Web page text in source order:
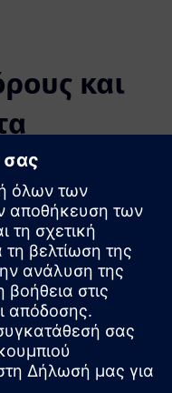
και
και πόροι
πρόταση αξίας -
σε πραγματικό χρόνο